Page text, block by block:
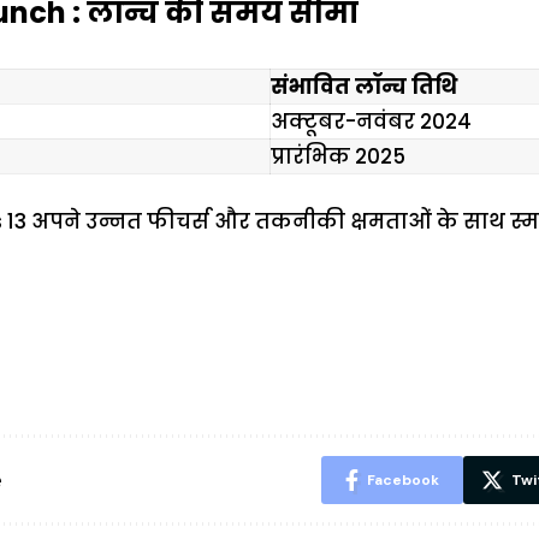
: लॉन्च की समय सीमा
संभावित लॉन्च तिथि
अक्टूबर-नवंबर 2024
प्रारंभिक 2025
13 अपने उन्नत फीचर्स और तकनीकी क्षमताओं के साथ
Facebook